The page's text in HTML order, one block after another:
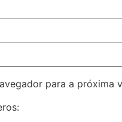
para a próxima